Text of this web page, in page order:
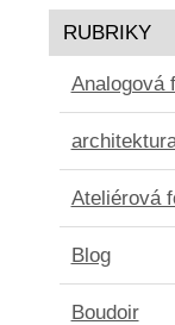
RUBRIKY
Analogová
Ateliérová
Blog
Boudoir